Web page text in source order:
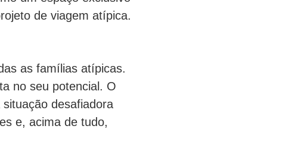
de viagem atípica.
as famílias atípicas.
no seu potencial. O
desafiadora
e, acima de tudo,